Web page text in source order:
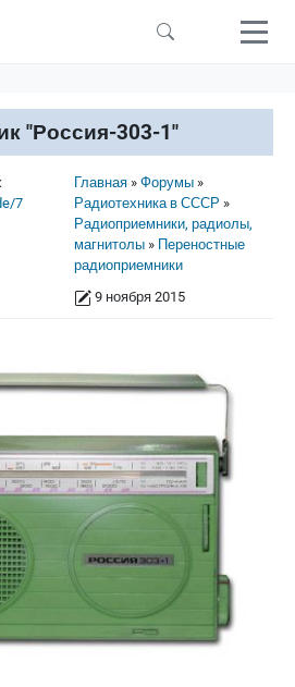
"Россия-303-1"
Строка навигации
Главная
Форумы
Радиотехника в СССР
Радиоприемники, радиолы,
магнитолы
Переностные
радиоприемники
9 ноября 2015
7